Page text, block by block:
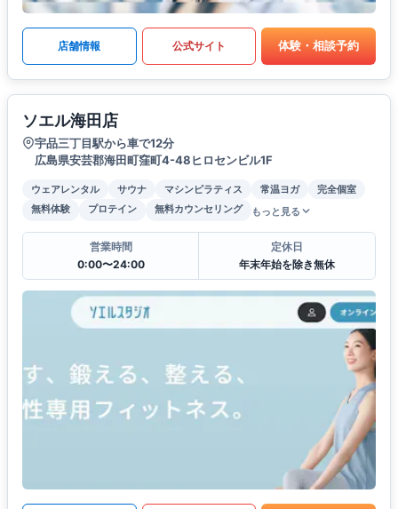
店舗情報 公式サイト 体験・相談予約
ソエル海田店
宇品三丁目駅から車で12分
広島県安芸郡海田町窪町4-48ヒロセンビル1F
ウェアレンタル サウナ マシンピラティス 常温ヨガ
完全個室
無料体験
プロテイン 無料カウンセリング もっと見る
営業時間
0:00〜24:00
定休日
年末年始を除き無休